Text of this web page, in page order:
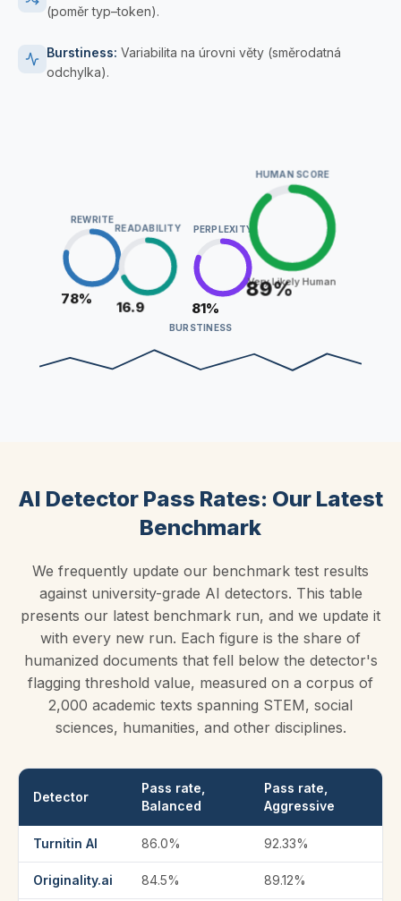
(poměr typ–token).
Burstiness: Variabilita na úrovni věty (směrodatná
odchylka).
REWRITE
78%
READABILITY
16.9
PERPLEXITY
81%
HUMAN SCORE
89%
Very Likely Human
BURSTINESS
AI Detector Pass Rates: Our Latest
Benchmark
We frequently update our benchmark test results
against university-grade AI detectors. This table
presents our latest benchmark run, and we update it
with every new run. Each figure is the share of
humanized documents that fell below the detector's
flagging threshold value, measured on a corpus of
2,000 academic texts spanning STEM, social
sciences, humanities, and other disciplines.
Detector
Pass rate,
Balanced
Pass rate,
Aggressive
Turnitin AI 86.0% 92.33%
Originality.ai 84.5% 89.12%